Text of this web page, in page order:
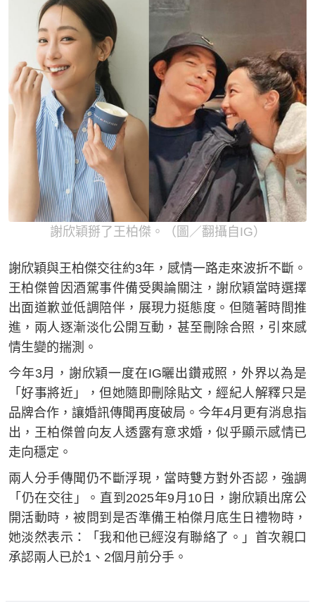
謝欣穎掰了王柏傑。（圖／翻攝自IG）
謝欣穎與王柏傑交往約3年，感情一路走來波折不斷。
王柏傑曾因酒駕事件備受輿論關注，謝欣穎當時選擇
出面道歉並低調陪伴，展現力挺態度。但隨著時間推
進，兩人逐漸淡化公開互動，甚至刪除合照，引來感
情生變的揣測。
今年3月，謝欣穎一度在IG曬出鑽戒照，外界以為是
「好事將近」，但她隨即刪除貼文，經紀人解釋只是
品牌合作，讓婚訊傳聞再度破局。今年4月更有消息指
出，王柏傑曾向友人透露有意求婚，似乎顯示感情已
走向穩定。
兩人分手傳聞仍不斷浮現，當時雙方對外否認，強調
「仍在交往」。直到2025年9月10日，謝欣穎出席公
開活動時，被問到是否準備王柏傑月底生日禮物時，
她淡然表示：「我和他已經沒有聯絡了。」首次親口
承認兩人已於1、2個月前分手。